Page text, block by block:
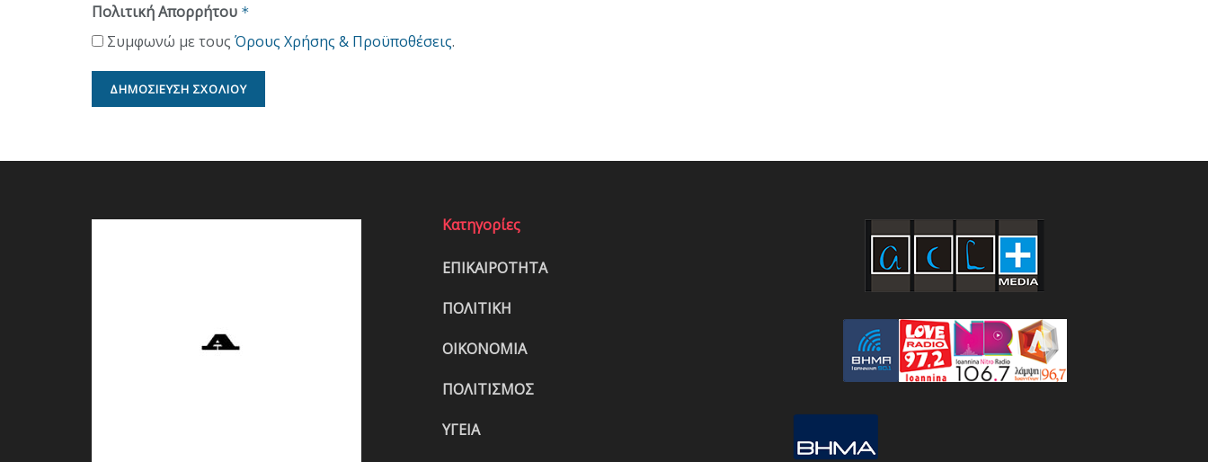
Πολιτική Απορρήτου *
Συμφωνώ με τους Όρους Χρήσης & Προϋποθέσεις.
Κατηγορίες
ΕΠΙΚΑΙΡΟΤΗΤΑ
ΠΟΛΙΤΙΚΗ
ΟΙΚΟΝΟΜΙΑ
ΠΟΛΙΤΙΣΜΟΣ
ΥΓΕΙΑ